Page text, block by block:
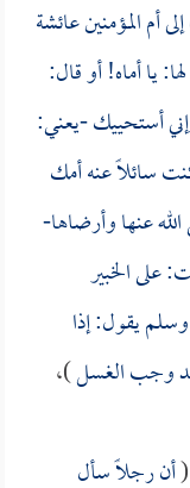
أم المؤمنينعائشة
يا أماه! أو قال:
أستحييك -يعني:
سائلاً عنه أمك
عنها وأرضاها-
على الخبير
يقول: إذا
وجب الغسل)،
أن رجلاً سأل